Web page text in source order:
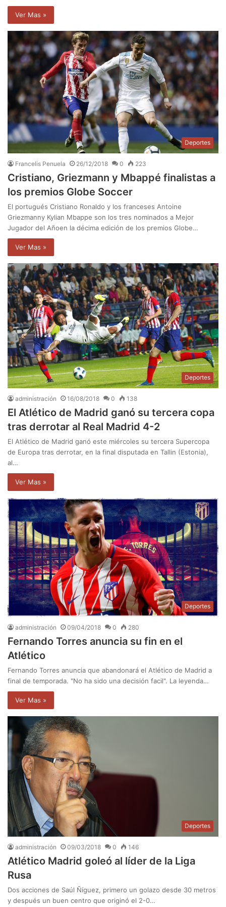
Ver Mas »
Deportes
Francelis Penuela 26/12/2018 0 223
Cristiano, Griezmann y Mbappé finalistas a
los premios Globe Soccer
El portugués Cristiano Ronaldo y los franceses Antoine
Griezmanny Kylian Mbappe son los tres nominados a Mejor
Jugador del Añoen la décima edición de los premios Globe…
Ver Mas »
Deportes
administración 16/08/2018 0 138
El Atlético de Madrid ganó su tercera copa
tras derrotar al Real Madrid 4-2
El Atlético de Madrid ganó este miércoles su tercera Supercopa
de Europa tras derrotar, en la final disputada en Tallin (Estonia),
al…
Ver Mas »
Deportes
administración 09/04/2018 0 280
Fernando Torres anuncia su fin en el
Atlético
Fernando Torres anuncia que abandonará el Atlético de Madrid a
final de temporada. "No ha sido una decisión facil". La leyenda…
Ver Mas »
Deportes
administración 09/03/2018 0 146
Atlético Madrid goleó al líder de la Liga
Rusa
Dos acciones de Saúl Ñíguez, primero un golazo desde 30 metros
y después un buen centro que originó el 2-0…